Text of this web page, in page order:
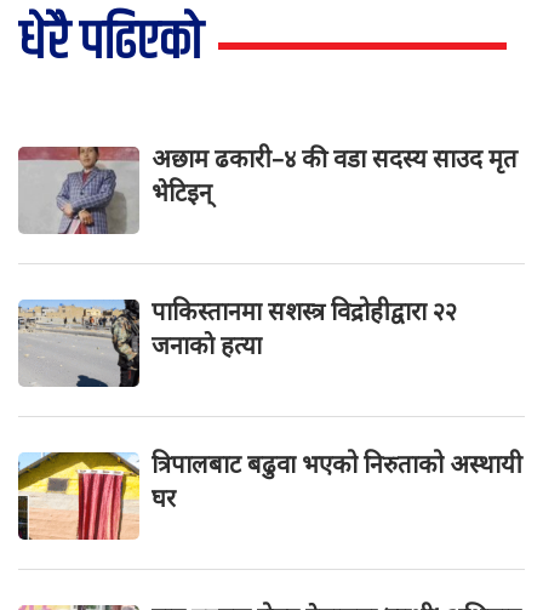
धेरै पढिएको
अछाम ढकारी–४ की वडा सदस्य साउद मृत
भेटिइन्
पाकिस्तानमा सशस्त्र विद्रोहीद्वारा २२
जनाकाे हत्या
त्रिपालबाट बढुवा भएको निरुताको अस्थायी
घर